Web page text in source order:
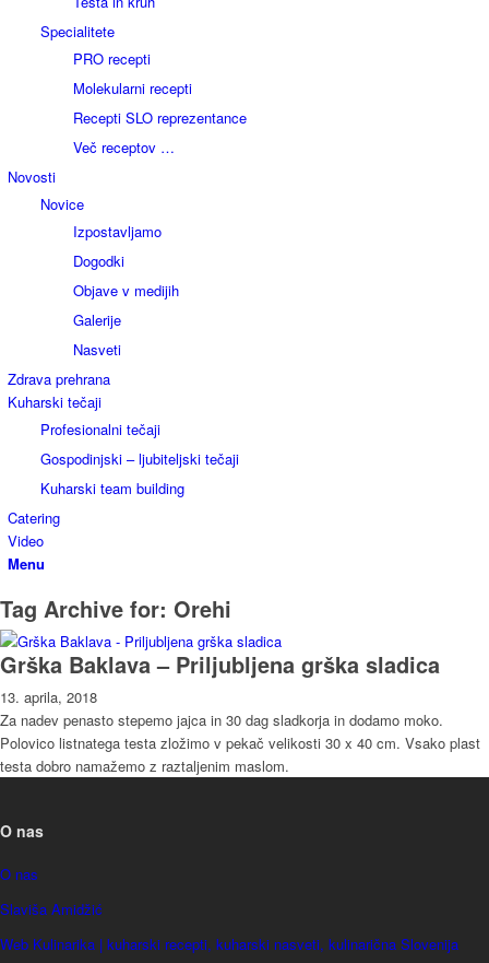
Specialitete
PRO recepti
Molekularni recepti
Recepti SLO reprezentance
Več receptov …
Novosti
Novice
Izpostavljamo
Dogodki
Objave v medijih
Galerije
Nasveti
Zdrava prehrana
Kuharski tečaji
Profesionalni tečaji
Gospodinjski – ljubiteljski tečaji
Kuharski team building
Catering
Video
Menu
Tag Archive for: Orehi
Grška Baklava – Priljubljena grška sladica
13. aprila, 2018
Za nadev penasto stepemo jajca in 30 dag sladkorja in dodamo moko.
Polovico listnatega testa zložimo v pekač velikosti 30 x 40 cm. Vsako plast
testa dobro namažemo z raztaljenim maslom.
O nas
O nas
Slaviša Amidžić
Web Kulinarika | kuharski recepti, kuharski nasveti, kulinarična Slovenija